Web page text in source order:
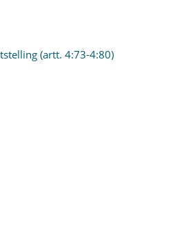
(artt. 4:73-4:80)